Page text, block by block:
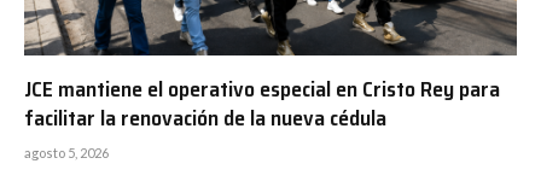
JCE mantiene el operativo especial en Cristo Rey para
facilitar la renovación de la nueva cédula
agosto 5, 2026